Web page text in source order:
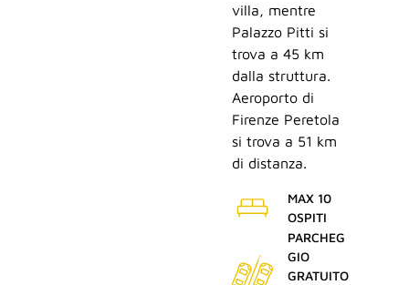
villa, mentre
Palazzo Pitti si
trova a 45 km
dalla struttura.
Aeroporto di
Firenze Peretola
si trova a 51 km
di distanza.
MAX 10
OSPITI
PARCHEG
GIO
GRATUITO